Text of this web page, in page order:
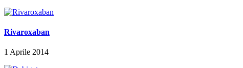
Rivaroxaban
1 Aprile 2014